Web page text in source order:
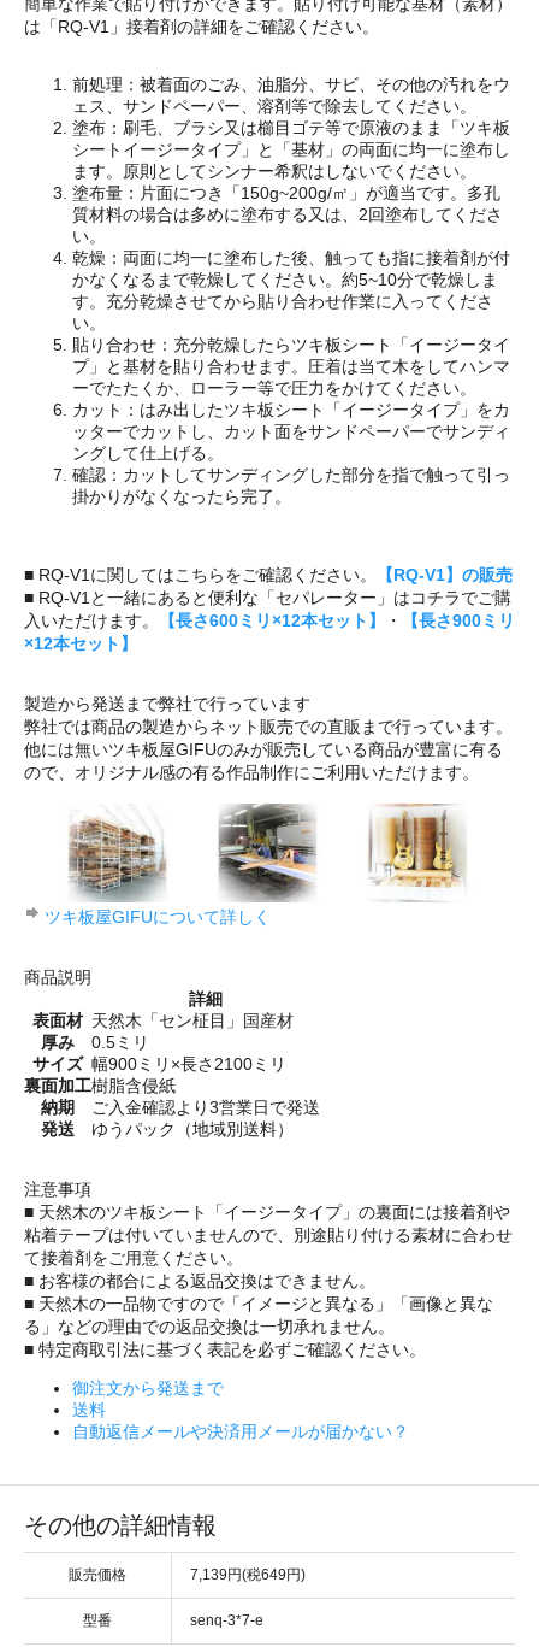
は「RQ-V1」接着剤の詳細をご確認ください。
前処理：被着面のごみ、油脂分、サビ、その他の汚れをウ
ェス、サンドペーパー、溶剤等で除去してください。
塗布：刷毛、ブラシ又は櫛目ゴテ等で原液のまま「ツキ板
シートイージータイプ」と「基材」の両面に均一に塗布し
ます。原則としてシンナー希釈はしないでください。
塗布量：片面につき「150g~200g/㎡」が適当です。多孔
質材料の場合は多めに塗布する又は、2回塗布してくださ
い。
乾燥：両面に均一に塗布した後、触っても指に接着剤が付
かなくなるまで乾燥してください。約5~10分で乾燥しま
す。充分乾燥させてから貼り合わせ作業に入ってくださ
い。
貼り合わせ：充分乾燥したらツキ板シート「イージータイ
プ」と基材を貼り合わせます。圧着は当て木をしてハンマ
ーでたたくか、ローラー等で圧力をかけてください。
カット：はみ出したツキ板シート「イージータイプ」をカ
ッターでカットし、カット面をサンドペーパーでサンディ
ングして仕上げる。
確認：カットしてサンディングした部分を指で触って引っ
掛かりがなくなったら完了。
■ RQ-V1に関してはこちらをご確認ください。
【RQ-V1】の販売
■ RQ-V1と一緒にあると便利な「セパレーター」はコチラでご購
入いただけます。
【長さ600ミリ×12本セット】 ・
【長さ900ミリ
×12本セット】
製造から発送まで弊社で行っています
弊社では商品の製造からネット販売での直販まで行っています。
他には無いツキ板屋GIFUのみが販売している商品が豊富に有る
ので、オリジナル感の有る作品制作にご利用いただけます。
ツキ板屋GIFUについて詳しく
商品説明
詳細
表面材 天然木「セン柾目」国産材
厚み
0.5ミリ
サイズ 幅900ミリ×長さ2100ミリ
裏面加工樹脂含侵紙
納期
ご入金確認より3営業日で発送
発送
ゆうパック（地域別送料）
注意事項
■ 天然木のツキ板シート「イージータイプ」の裏面には接着剤や
粘着テープは付いていませんので、別途貼り付ける素材に合わせ
て接着剤をご用意ください。
■ お客様の都合による返品交換はできません。
■ 天然木の一品物ですので「イメージと異なる」「画像と異な
る」などの理由での返品交換は一切承れません。
■ 特定商取引法に基づく表記を必ずご確認ください。
御注文から発送まで
送料
自動返信メールや決済用メールが届かない？
その他の詳細情報
販売価格 7,139円(税649円)
型番 senq-3*7-e